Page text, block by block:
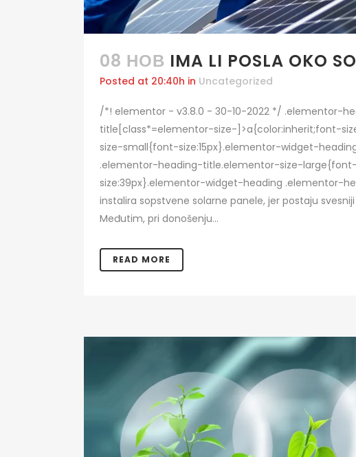
08 НОВ IMA LI POSLA OKO
Posted at 20:40h in Uncategorized
/*! elementor - v3.8.0 - 30-10-2022 */ .elementor-
title[class*=elementor-size-]>a{color:inherit;font-
size-small{font-size:15px}.elementor-widget-
.elementor-heading-title.elementor-size-
size:39px}.elementor-widget-heading .elementor-
instalira sopstvene solarne panele, jer postaju
Međutim, pri donošenju...
READ MORE